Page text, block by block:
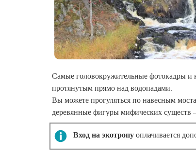
Самые головокружительные фотокадры и
протянутым прямо над водопадами.
Вы можете прогуляться по навесным
деревянные фигуры мифических существ
Вход на экотропуоплачивается